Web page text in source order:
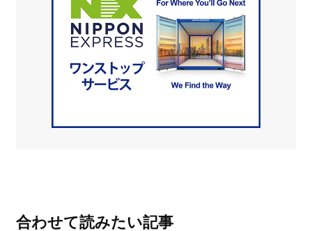
合わせて読みたい記事